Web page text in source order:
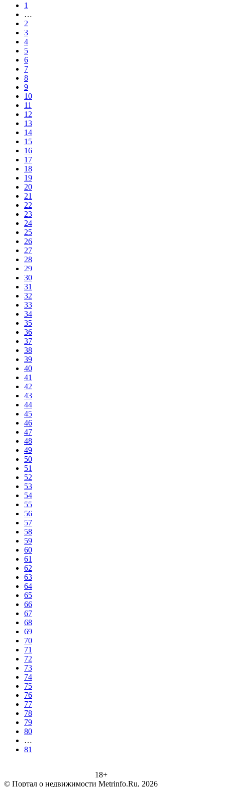
1
…
2
3
4
5
6
7
8
9
10
11
12
13
14
15
16
17
18
19
20
21
22
23
24
25
26
27
28
29
30
31
32
33
34
35
36
37
38
39
40
41
42
43
44
45
46
47
48
49
50
51
52
53
54
55
56
57
58
59
60
61
62
63
64
65
66
67
68
69
70
71
72
73
74
75
76
77
78
79
80
…
81
18+
© Портал о недвижимости Metrinfo.Ru, 2026